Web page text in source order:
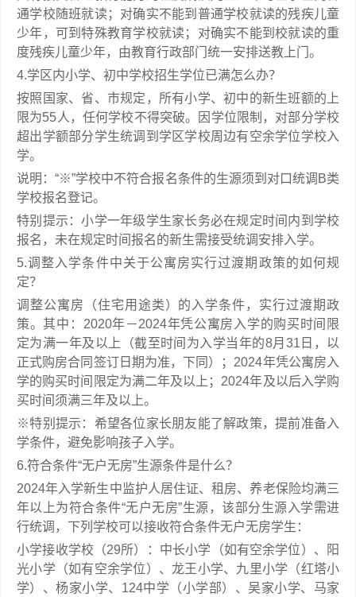
通学校随班就读；对确实不能到普通学校就读的残疾儿童
少年，可到特殊教育学校就读；对确实不能到校就读的重
度残疾儿童少年，由教育行政部门统一安排送教上门。
4.学区内小学、初中学校招生学位已满怎么办？
按照国家、省、市规定，所有小学、初中的新生班额的上
限为55人，任何学校不得突破。因学位限制，对部分学校
超出学额部分学生统调到学区学校周边有空余学位学校入
学。
说明：“※”学校中不符合报名条件的生源须到对口统调B类
学校报名登记。
特别提示：小学一年级学生家长务必在规定时间内到学校
报名，未在规定时间报名的新生需接受统调安排入学。
5.调整入学条件中关于公寓房实行过渡期政策的如何规
定？
调整公寓房（住宅用途类）的入学条件，实行过渡期政
策。其中：2020年－2024年凭公寓房入学的购买时间限
定为满一年及以上（截至时间为入学当年的8月31日，以
正式购房合同签订日期为准，下同）；2024年凭公寓房入
学的购买时间限定为满二年及以上；2024年及以后入学购
买时间须满三年及以上。
※特别提示：希望各位家长朋友能了解政策，提前准备入
学条件，避免影响孩子入学。
6.符合条件“无户无房”生源条件是什么？
2024年入学新生中监护人居住证、租房、养老保险均满三
年以上为符合条件“无户无房”生源，该部分生源入学需进
行统调，下列学校可以接收符合条件无户无房学生：
小学接收学校（29所）：中长小学（如有空余学位）、阳
光小学（如有空余学位）、龙王小学、九里小学（红塔小
学）、杨家小学、124中学（小学部）、吴家小学、马家